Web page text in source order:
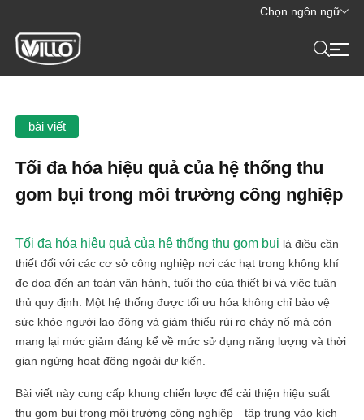
Chọn ngôn ngữ
bài viết
Tối đa hóa hiệu quả của hệ thống thu
gom bụi trong môi trường công nghiệp
Tối đa hóa hiệu quả của hệ thống thu gom bụi là điều cần
thiết đối với các cơ sở công nghiệp nơi các hạt trong không khí
đe dọa đến an toàn vận hành, tuổi thọ của thiết bị và việc tuân
thủ quy định. Một hệ thống được tối ưu hóa không chỉ bảo vệ
sức khỏe người lao động và giảm thiểu rủi ro cháy nổ mà còn
mang lại mức giảm đáng kể về mức sử dụng năng lượng và thời
gian ngừng hoạt động ngoài dự kiến.
Bài viết này cung cấp khung chiến lược để cải thiện hiệu suất
thu gom bụi trong môi trường công nghiệp—tập trung vào kích